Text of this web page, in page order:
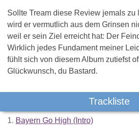
Sollte Tream diese Review jemals zu
wird er vermutlich aus dem Grinsen
weil er sein Ziel erreicht hat: Der
Wirklich jedes Fundament meiner
fühlt sich von diesem Album zutiefst
Glückwunsch, du Bastard.
Trackliste
1. Bayern Go High (Intro)